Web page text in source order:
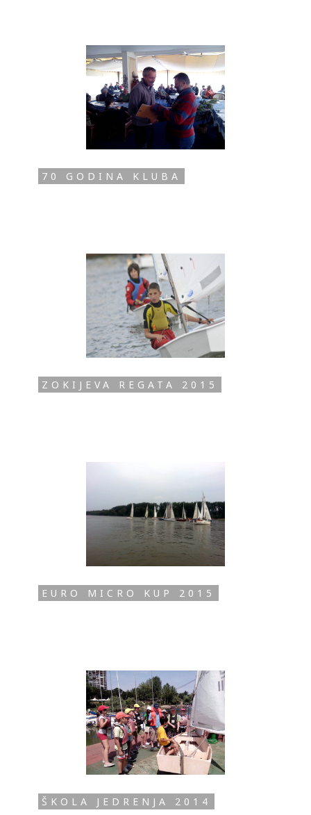
70 GODINA KLUBA
ZOKIJEVA REGATA 2015
EURO MICRO KUP 2015
ŠKOLA JEDRENJA 2014